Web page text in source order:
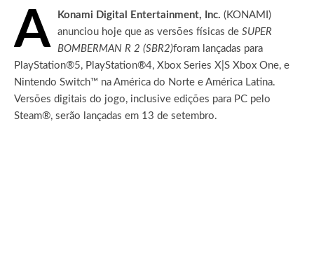
A Konami Digital Entertainment, Inc. (KONAMI)
anunciou hoje que as versões físicas de SUPER
BOMBERMAN R 2 (SBR2)foram lançadas para
PlayStation®5, PlayStation®4, Xbox Series X|S Xbox One, e
Nintendo Switch™ na América do Norte e América Latina.
Versões digitais do jogo, inclusive edições para PC pelo
Steam®, serão lançadas em 13 de setembro.